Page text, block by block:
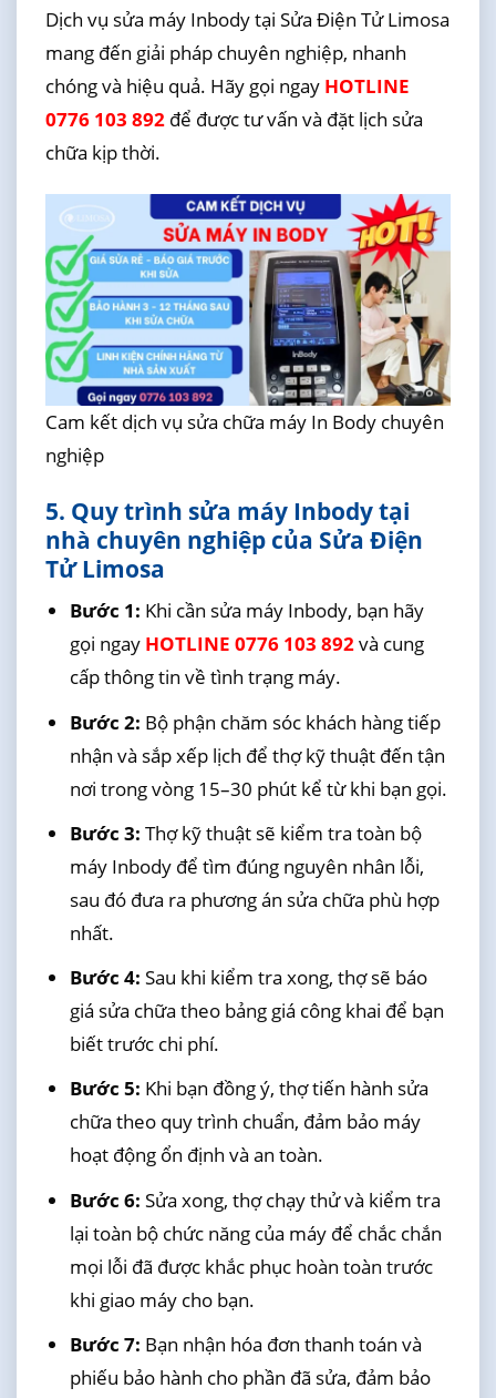
Dịch vụ sửa máy Inbody tại Sửa Điện Tử Limosa
mang đến giải pháp chuyên nghiệp, nhanh
chóng và hiệu quả. Hãy gọi ngay HOTLINE
0776 103 892để được tư vấn và đặt lịch sửa
chữa kịp thời.
Cam kết dịch vụ sửa chữa máy In Body chuyên
nghiệp
5. Quy trình sửa máy Inbody tại
nhà chuyên nghiệp của Sửa Điện
Tử Limosa
Bước 1: Khi cần sửa máy Inbody, bạn hãy
gọi ngay HOTLINE 0776 103 892và cung
cấp thông tin về tình trạng máy.
Bước 2: Bộ phận chăm sóc khách hàng tiếp
nhận và sắp xếp lịch để thợ kỹ thuật đến tận
nơi trong vòng 15–30 phút kể từ khi bạn gọi.
Bước 3: Thợ kỹ thuật sẽ kiểm tra toàn bộ
máy Inbody để tìm đúng nguyên nhân lỗi,
sau đó đưa ra phương án sửa chữa phù hợp
nhất.
Bước 4: Sau khi kiểm tra xong, thợ sẽ báo
giá sửa chữa theo bảng giá công khai để bạn
biết trước chi phí.
Bước 5: Khi bạn đồng ý, thợ tiến hành sửa
chữa theo quy trình chuẩn, đảm bảo máy
hoạt động ổn định và an toàn.
Bước 6: Sửa xong, thợ chạy thử và kiểm tra
lại toàn bộ chức năng của máy để chắc chắn
mọi lỗi đã được khắc phục hoàn toàn trước
khi giao máy cho bạn.
Bước 7: Bạn nhận hóa đơn thanh toán và
phiếu bảo hành cho phần đã sửa, đảm bảo